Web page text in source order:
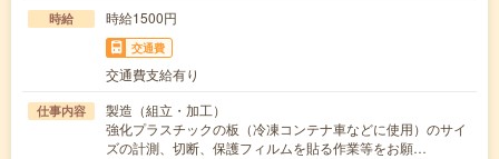
時給 時給1500円
交通費
交通費支給有り
仕事内容
製造（組立・加工）
強化プラスチックの板（冷凍コンテナ車などに使用）のサイ
ズの計測、切断、保護フィルムを貼る作業等をお願…